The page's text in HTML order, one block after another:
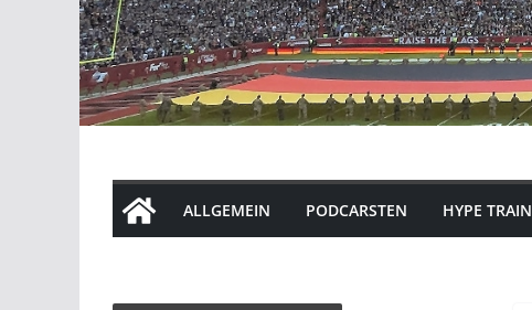
ALLGEMEIN PODCARSTEN HYPE TRAIN